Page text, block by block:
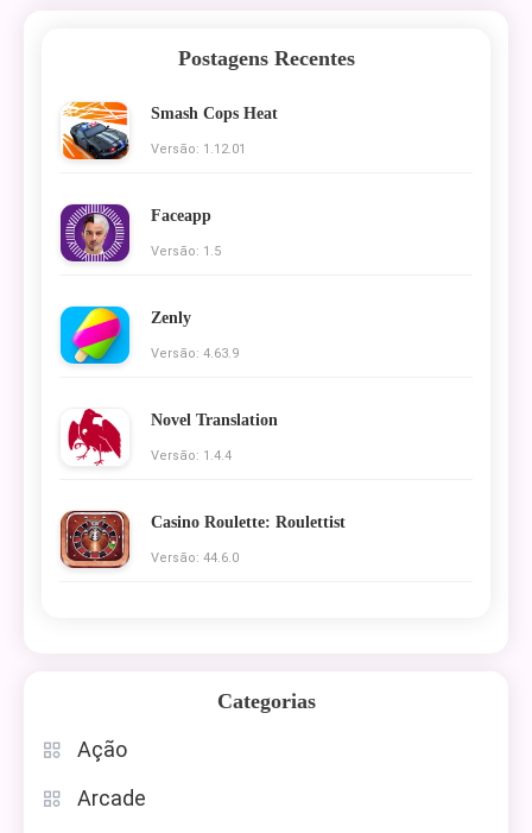
Postagens Recentes
Smash Cops Heat
Versão: 1.12.01
Faceapp
Versão: 1.5
Zenly
Versão: 4.63.9
Novel Translation
Versão: 1.4.4
Casino Roulette: Roulettist
Versão: 44.6.0
Categorias
Ação
Arcade